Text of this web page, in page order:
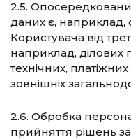
2.5.
даних є,
Користувача від
наприклад, ділових
технічних,
зовнішніх
2.6. Обробка
прийняття рішень